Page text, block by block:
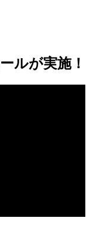
ルが実施！